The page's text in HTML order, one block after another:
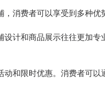
，消费者可以享受到多种优
设计和商品展示往往更加
动和限时优惠。消费者可